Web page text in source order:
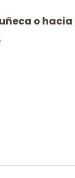
o hacia